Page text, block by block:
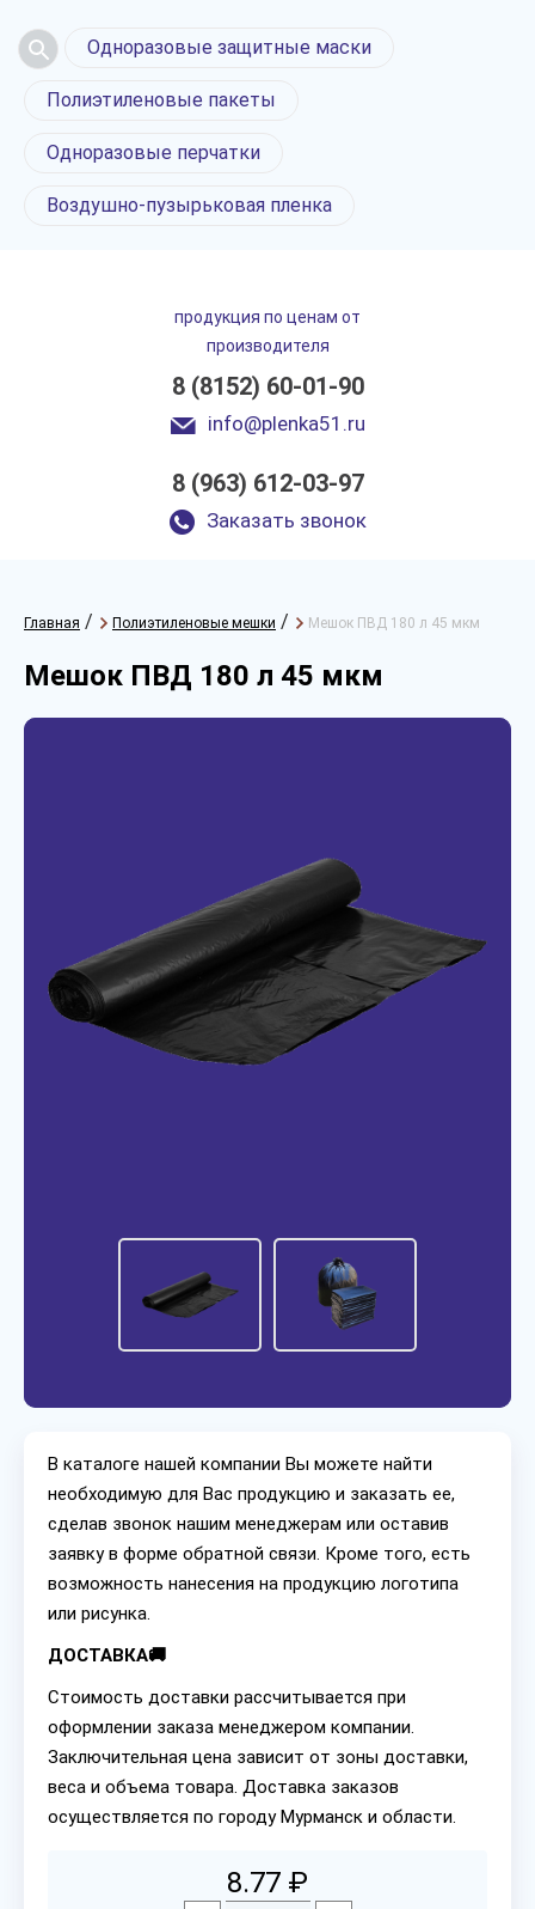
Одноразовые защитные маски
Полиэтиленовые пакеты
Одноразовые перчатки
Воздушно-пузырьковая пленка
продукция по ценам от
производителя
8 (8152) 60-01-90
info@plenka51.ru
8 (963) 612-03-97
Заказать звонок
Главная / Полиэтиленовые мешки / Мешок ПВД 180 л 45 мкм
Мешок ПВД 180 л 45 мкм
В каталоге нашей компании Вы можете найти
необходимую для Вас продукцию и заказать ее,
сделав звонок нашим менеджерам или оставив
заявку в форме обратной связи. Кроме того, есть
возможность нанесения на продукцию логотипа
или рисунка.
ДОСТАВКА🚚
Стоимость доставки рассчитывается при
оформлении заказа менеджером компании.
Заключительная цена зависит от зоны доставки,
веса и объема товара. Доставка заказов
осуществляется по городу Мурманск и области.
8.77 ₽